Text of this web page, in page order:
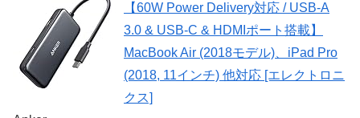
【60W Power Delivery対応 / USB-A
3.0 & USB-C & HDMIポート搭載】
MacBook Air (2018モデル)、iPad Pro
(2018, 11インチ) 他対応 [エレクトロニ
クス]